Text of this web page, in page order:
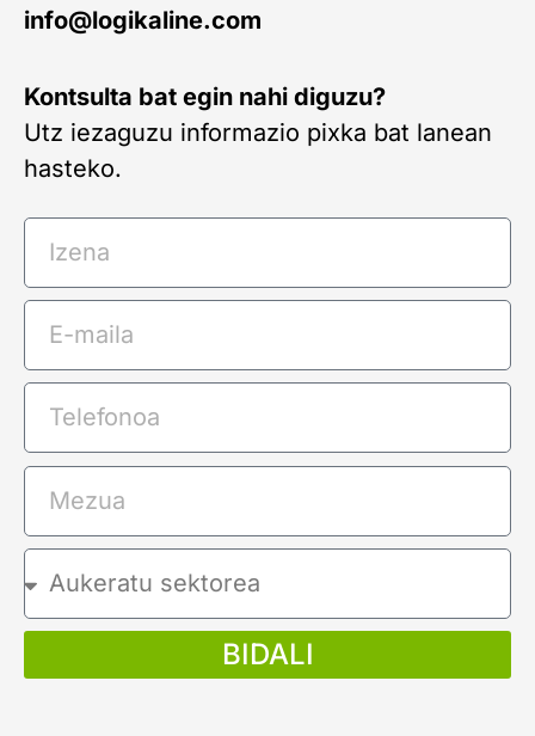
info@logikaline.com
Kontsulta bat egin nahi diguzu?
Utz iezaguzu informazio pixka bat lanean
hasteko.
BIDALI